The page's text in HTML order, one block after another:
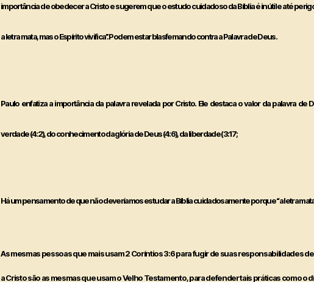
importância de obedecer a Cristo e sugerem que o estudo cuidadoso da Bíblia é inútil e até
a letra mata, mas o Espírito vivifica”. Podem estar blasfemando contra a Palavra de Deus.
Paulo enfatiza a importância da palavra revelada por Cristo. Ele destaca o valor da palavra de
verdade (4:2), do conhecimento da glória de Deus (4:6), da liberdade (3:17;
Há um pensamento de que não deveríamos estudar a Bíblia cuidadosamente porque “a letra
As mesmas pessoas que mais usam 2 Coríntios 3:6 para fugir de suas responsabilidades
a Cristo são as mesmas que usam o Velho Testamento, para defender tais práticas como o